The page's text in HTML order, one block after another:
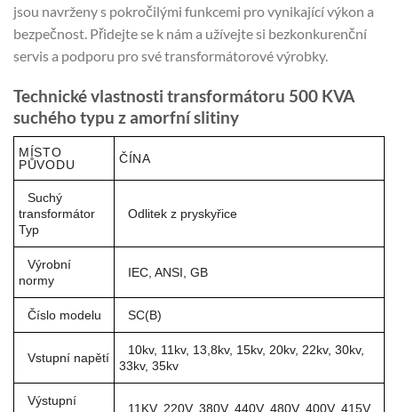
jsou navrženy s pokročilými funkcemi pro vynikající výkon a
bezpečnost. Přidejte se k nám a užívejte si bezkonkurenční
servis a podporu pro své transformátorové výrobky.
Technické vlastnosti transformátoru 500 KVA
suchého typu z amorfní slitiny
MÍSTO
PŮVODU
ČÍNA
Suchý
transformátor
Typ
Odlitek z pryskyřice
Výrobní
normy
IEC, ANSI, GB
Číslo modelu SC(B)
Vstupní napětí
10kv, 11kv, 13,8kv, 15kv, 20kv, 22kv, 30kv,
33kv, 35kv
Výstupní
11KV, 220V, 380V, 440V, 480V, 400V, 415V